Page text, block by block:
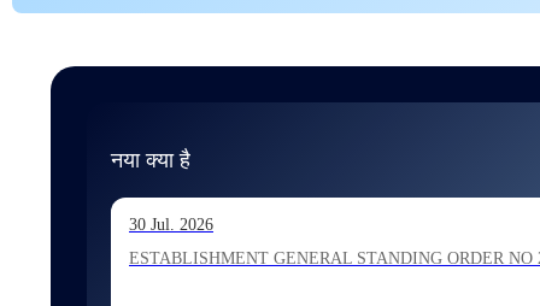
नया क्या है
30 Jul. 2026
ESTABLISHMENT GENERAL STANDING ORDER NO